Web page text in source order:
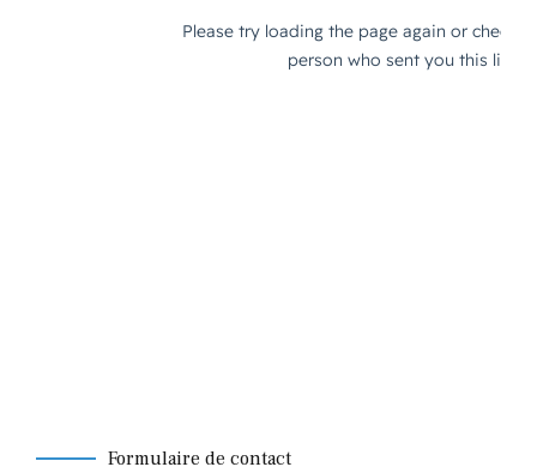
Formulaire de contact